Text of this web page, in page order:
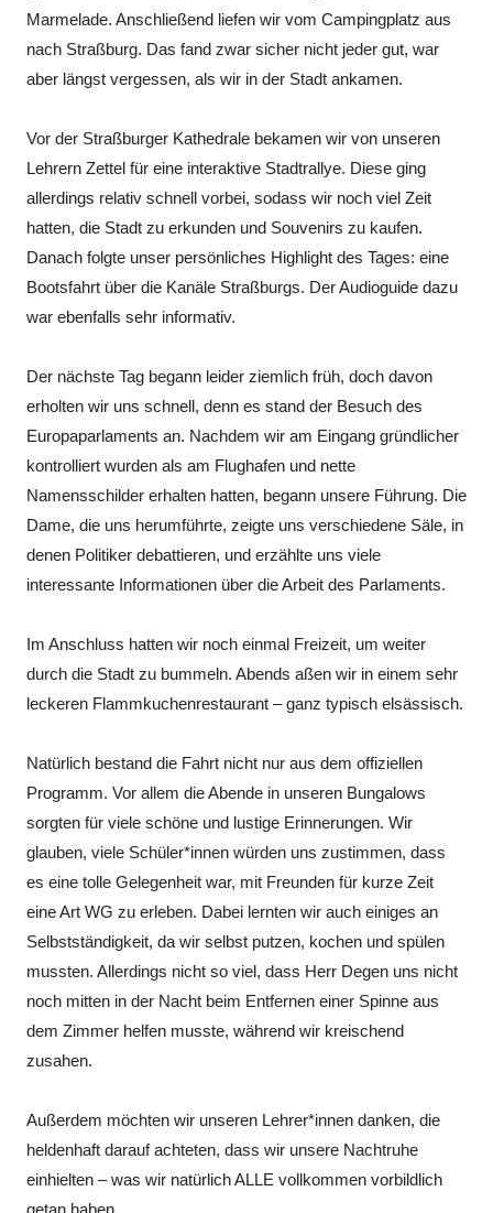
Marmelade. Anschließend liefen wir vom Campingplatz aus
nach Straßburg. Das fand zwar sicher nicht jeder gut, war
aber längst vergessen, als wir in der Stadt ankamen.
Vor der Straßburger Kathedrale bekamen wir von unseren
Lehrern Zettel für eine interaktive Stadtrallye. Diese ging
allerdings relativ schnell vorbei, sodass wir noch viel Zeit
hatten, die Stadt zu erkunden und Souvenirs zu kaufen.
Danach folgte unser persönliches Highlight des Tages: eine
Bootsfahrt über die Kanäle Straßburgs. Der Audioguide dazu
war ebenfalls sehr informativ.
Der nächste Tag begann leider ziemlich früh, doch davon
erholten wir uns schnell, denn es stand der Besuch des
Europaparlaments an. Nachdem wir am Eingang gründlicher
kontrolliert wurden als am Flughafen und nette
Namensschilder erhalten hatten, begann unsere Führung. Die
Dame, die uns herumführte, zeigte uns verschiedene Säle, in
denen Politiker debattieren, und erzählte uns viele
interessante Informationen über die Arbeit des Parlaments.
Im Anschluss hatten wir noch einmal Freizeit, um weiter
durch die Stadt zu bummeln. Abends aßen wir in einem sehr
leckeren Flammkuchenrestaurant – ganz typisch elsässisch.
Natürlich bestand die Fahrt nicht nur aus dem offiziellen
Programm. Vor allem die Abende in unseren Bungalows
sorgten für viele schöne und lustige Erinnerungen. Wir
glauben, viele Schüler*innen würden uns zustimmen, dass
es eine tolle Gelegenheit war, mit Freunden für kurze Zeit
eine Art WG zu erleben. Dabei lernten wir auch einiges an
Selbstständigkeit, da wir selbst putzen, kochen und spülen
mussten. Allerdings nicht so viel, dass Herr Degen uns nicht
noch mitten in der Nacht beim Entfernen einer Spinne aus
dem Zimmer helfen musste, während wir kreischend
zusahen.
Außerdem möchten wir unseren Lehrer*innen danken, die
heldenhaft darauf achteten, dass wir unsere Nachtruhe
einhielten – was wir natürlich ALLE vollkommen vorbildlich
getan haben.